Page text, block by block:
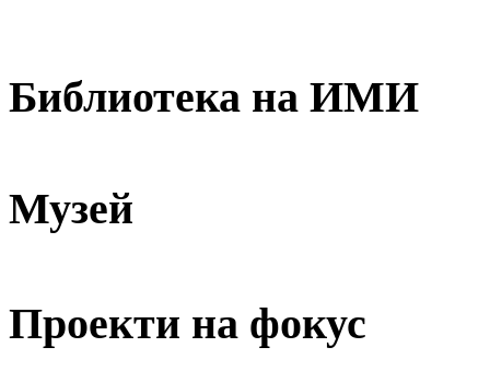
Библиотека на ИМИ
Музей
Проекти на фокус